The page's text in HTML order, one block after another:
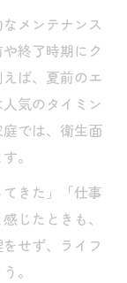
メンテナンス
終了時期にク
ば、夏前のエ
気のタイミン
では、衛生面
。
きた」「仕事
じたときも、
せず、ライフ
。